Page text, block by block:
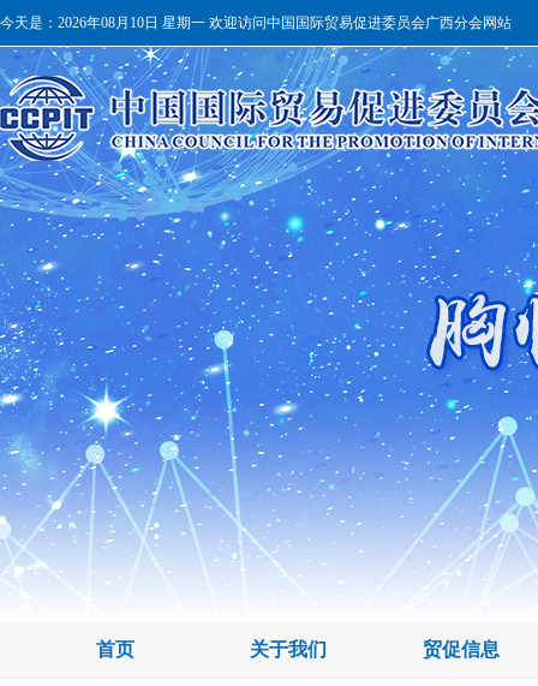
今天是： 2026年08月10日 星期一 欢迎访问中国国际贸易促进委员会广西分会网站
首页 关于我们 贸促信息